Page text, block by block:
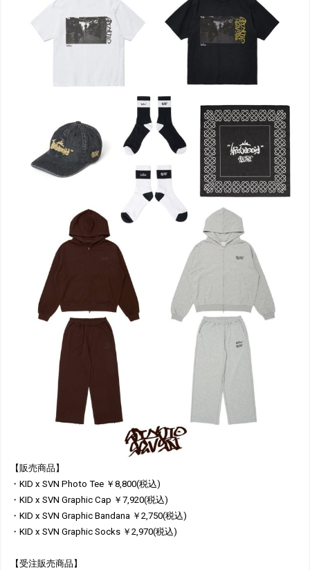
【販売商品】
・KID x SVN Photo Tee ￥8,800(税込)
・KID x SVN Graphic Cap ￥7,920(税込)
・KID x SVN Graphic Bandana ￥2,750(税込)
・KID x SVN Graphic Socks ￥2,970(税込)
【受注販売商品】